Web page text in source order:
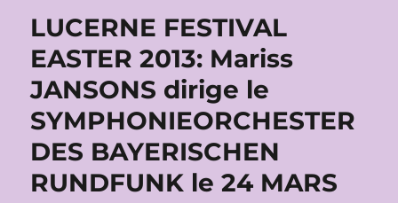
LUCERNE FESTIVAL
EASTER 2013: Mariss
JANSONS dirige le
SYMPHONIEORCHESTER
DES BAYERISCHEN
RUNDFUNK le 24 MARS